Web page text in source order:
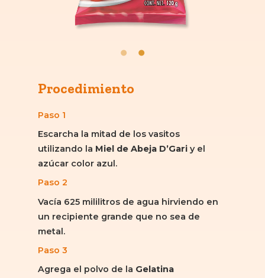
Procedimiento
Paso 1
Escarcha la mitad de los vasitos
utilizando la Miel de Abeja D’Gari y el
azúcar color azul.
Paso 2
Vacía 625 mililitros de agua hirviendo en
un recipiente grande que no sea de
metal.
Paso 3
Agrega el polvo de la Gelatina